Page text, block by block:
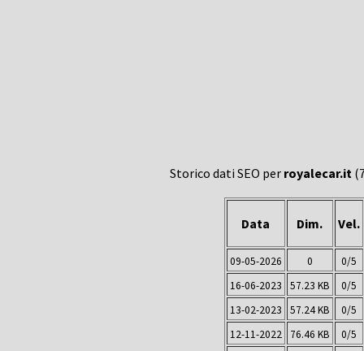
Storico dati SEO per royalecar.it
Data Dim. Vel.
09-05-2026 0
0/5
16-06-2023
57.23 KB
0/5
13-02-2023
57.24 KB
0/5
12-11-2022
76.46 KB
0/5